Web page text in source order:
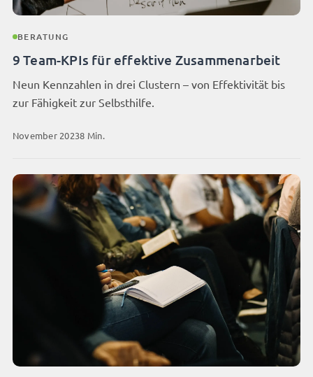
BERATUNG
9 Team-KPIs für effektive Zusammenarbeit
Neun Kennzahlen in drei Clustern – von Effektivität bis
zur Fähigkeit zur Selbsthilfe.
November 20238 Min.